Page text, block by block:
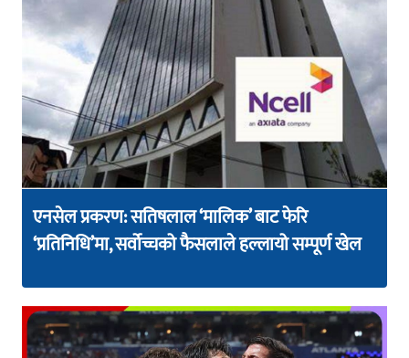
एनसेल प्रकरण: सतिषलाल ‘मालिक’ बाट फेरि
‘प्रतिनिधि’मा, सर्वोच्चको फैसलाले हल्लायो सम्पूर्ण खेल